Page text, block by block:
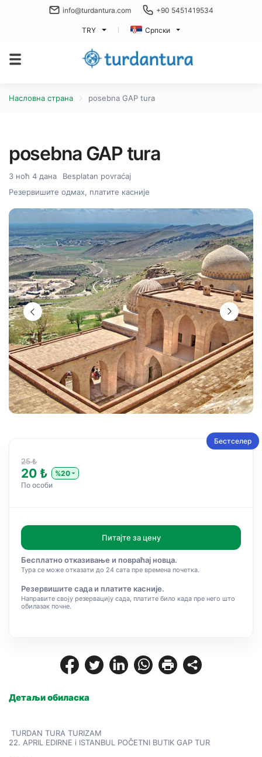
info@turdantura.com +90 5451419534
TRY Српски
Насловна страна posebna GAP tura
Детаљи обиласка
TURDAN TURA TURIZAM
22. APRIL EDIRNE i ISTANBUL POČETNI BUTIK GAP TUR
posebna GAP tura
3 ноћ 4 дана
Besplatan povraćaj
Резервишите одмах, платите касније
Бестселер
25 ₺
20 ₺
%20
По особи
Питајте за цену
Бесплатно отказивање и повраћај новца.
Тура се може отказати до 24 сата пре времена почетка.
Резервишите сада и платите касније.
Направите своју резервацију сада, платите било када пре него што
обилазак почне.